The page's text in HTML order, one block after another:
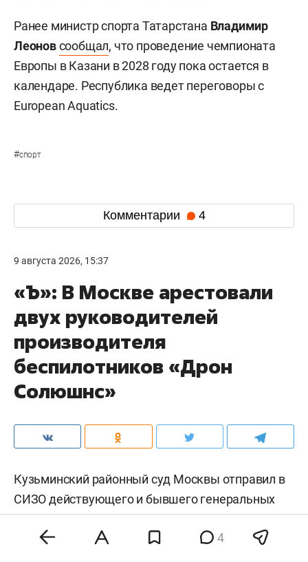
Ранее министр спорта Татарстана Владимир
Леоновсообщал, что проведение чемпионата
Европы в Казани в 2028 году пока остается в
календаре. Республика ведет переговоры с
European Aquatics.
#спорт
Комментарии 4
9 августа 2026, 15:37
«Ъ»: В Москве арестовали
двух руководителей
производителя
беспилотников «Дрон
Солюшнс»
Кузьминский районный суд Москвы отправил в
СИЗО действующего и бывшего генеральных
директоров компании — производителя
беспилотных систем ООО «Дрон Солюшнс»
4